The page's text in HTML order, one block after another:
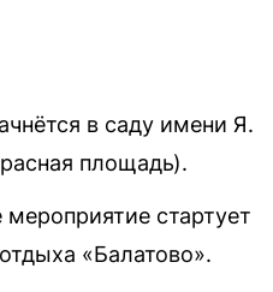
в саду имени Я.
площадь).
мероприятие стартует
«Балатово».